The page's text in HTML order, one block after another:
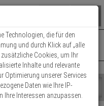
ist momentan leer.
367) Fertig
16:30 | Fr.: 8:00 - 14:00 Uhr
Technologien, die für den
und durch Klick auf „alle
Cookies, um Ihr
Inhalte und relevante
Optimierung unserer Services
Daten wie Ihre IP-
Ihre Interessen anzupassen.